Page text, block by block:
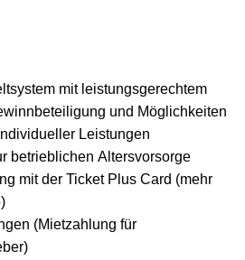
mit leistungsgerechtem
und Möglichkeiten
Leistungen
betrieblichen Altersvorsorge
mit der Ticket Plus Card (mehr
(Mietzahlung für